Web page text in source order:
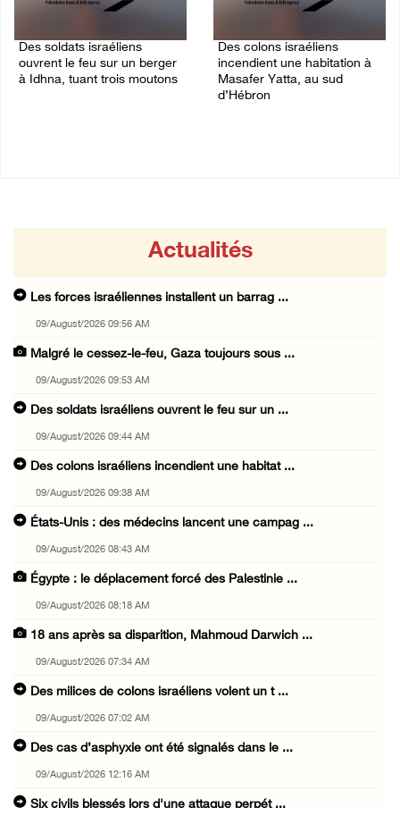
Des soldats israéliens
ouvrent le feu sur un berger
à Idhna, tuant trois moutons
Des colons israéliens
incendient une habitation à
Masafer Yatta, au sud
d’Hébron
Actualités
Les forces israéliennes installent un barrag ...
09/August/2026 09:56 AM
Malgré le cessez-le-feu, Gaza toujours sous ...
09/August/2026 09:53 AM
Des soldats israéliens ouvrent le feu sur un ...
09/August/2026 09:44 AM
Des colons israéliens incendient une habitat ...
09/August/2026 09:38 AM
États-Unis : des médecins lancent une campag ...
09/August/2026 08:43 AM
Égypte : le déplacement forcé des Palestinie ...
09/August/2026 08:18 AM
18 ans après sa disparition, Mahmoud Darwich ...
09/August/2026 07:34 AM
Des milices de colons israéliens volent un t ...
09/August/2026 07:02 AM
Des cas d’asphyxie ont été signalés dans le ...
09/August/2026 12:16 AM
Six civils blessés lors d'une attaque perpét ...